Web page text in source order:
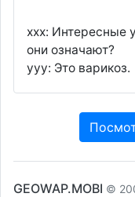
ххх: Интересные
они означают?
ууу: Это варикоз.
GEOWAP.MOBI ©